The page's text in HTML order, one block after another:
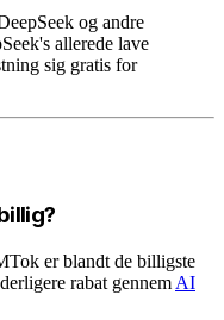
og andre
allerede lave
sig gratis for
er blandt de billigste
rabat gennem AI